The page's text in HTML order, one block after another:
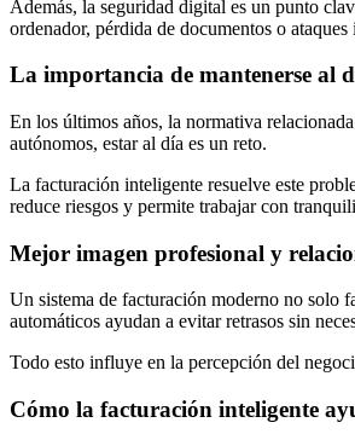
Además, la seguridad digital es un punto
ordenador, pérdida de documentos o
La importancia de mantenerse al
En los últimos años, la normativa
autónomos, estar al día es un reto.
La facturación inteligente resuelve este
reduce riesgos y permite trabajar con
Mejor imagen profesional y
Un sistema de facturación moderno no solo
automáticos ayudan a evitar retrasos sin
Todo esto influye en la percepción del
Cómo la facturación inteligente